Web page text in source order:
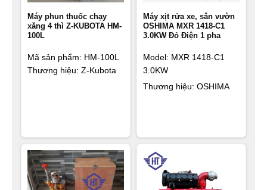
Máy phun thuốc chạy
xăng 4 thì Z-KUBOTA HM-
100L
Mã sản phẩm: HM-100L
Thương hiệu: Z-Kubota
Máy xịt rửa xe, sân vườn
OSHIMA MXR 1418-C1
3.0KW Đỏ Điện 1 pha
Model: MXR 1418-C1
3.0KW
Thương hiệu: OSHIMA